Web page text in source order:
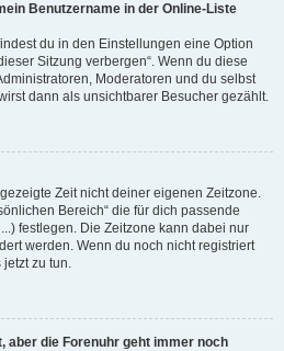
Benutzername in der Online-Liste
du in den Einstellungen eine Option
Sitzung verbergen“. Wenn du diese
Moderatoren und du selbst
dann als unsichtbarer Besucher gezählt.
Zeit nicht deiner eigenen Zeitzone.
Bereich“ die für dich passende
festlegen. Die Zeitzone kann dabei nur
werden. Wenn du noch nicht registriert
jetzt zu tun.
aber die Forenuhr geht immer noch